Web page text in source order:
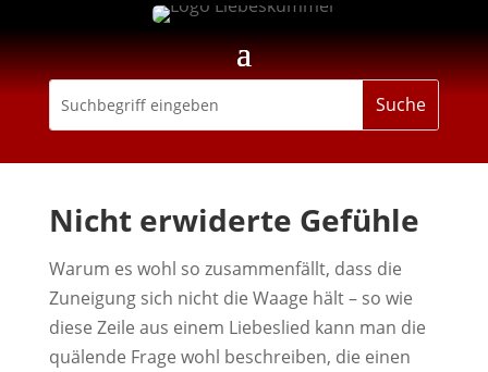
Nicht erwiderte Gefühle
Warum es wohl so zusammenfällt, dass die
Zuneigung sich nicht die Waage hält – so wie
diese Zeile aus einem Liebeslied kann man die
quälende Frage wohl beschreiben, die einen